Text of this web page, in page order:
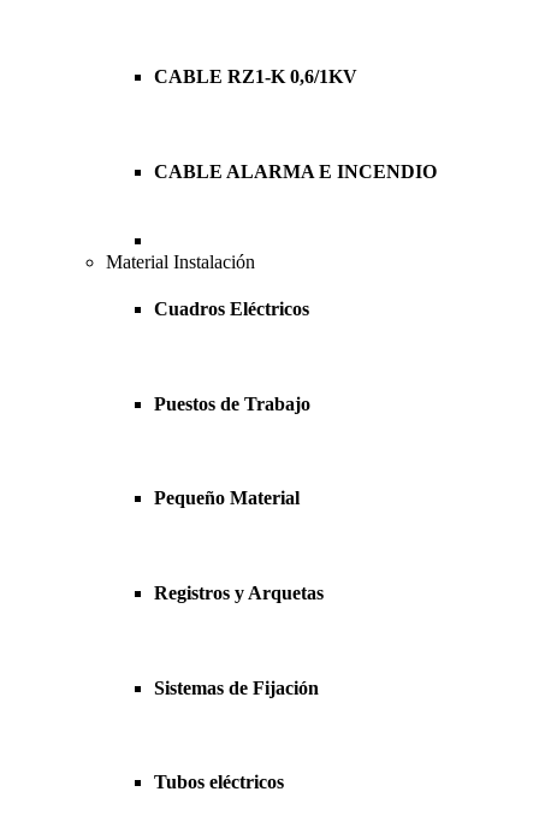
CABLE RZ1-K 0,6/1KV
CABLE ALARMA E INCENDIO
Material Instalación
Cuadros Eléctricos
Puestos de Trabajo
Pequeño Material
Registros y Arquetas
Sistemas de Fijación
Tubos eléctricos